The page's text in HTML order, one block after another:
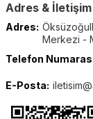
Adres & İletişim
Adres:
Merkezi -
Telefon
E-Posta: